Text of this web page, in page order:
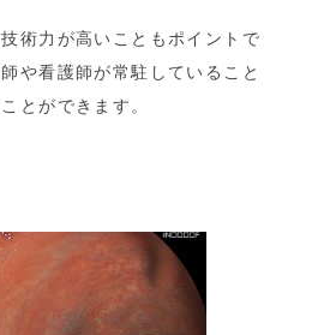
術力が高いこともポイントで
や看護師が常駐していること
とができます。